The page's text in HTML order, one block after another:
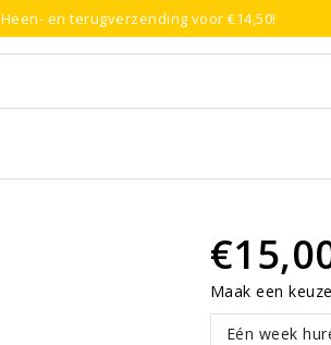
Heen- en terugverzending voor €14,50!
Maak een
Eén week